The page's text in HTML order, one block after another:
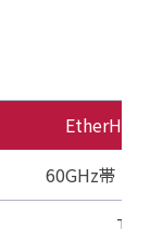
EtherHaul-
60GHz帯 (57